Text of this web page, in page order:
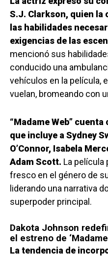
S.J. Clarkson, quien la
las habilidades
exigencias de las
mencionó sus
conducido una
vehículos en la película,
vuelan, bromeando con
“Madame Web”
que incluye a Sydney
O’Connor, Isabela
Adam Scott. La película
fresco en el género de
liderando una narrativa
superpoder principal.
Dakota Johnson
el estreno de ‘Madame
La tendencia de